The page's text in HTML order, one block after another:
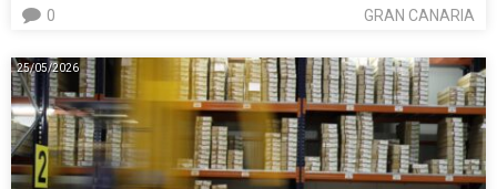
GRAN CANARIA
0
25/05/2026